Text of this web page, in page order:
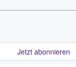
Jetzt abonnieren